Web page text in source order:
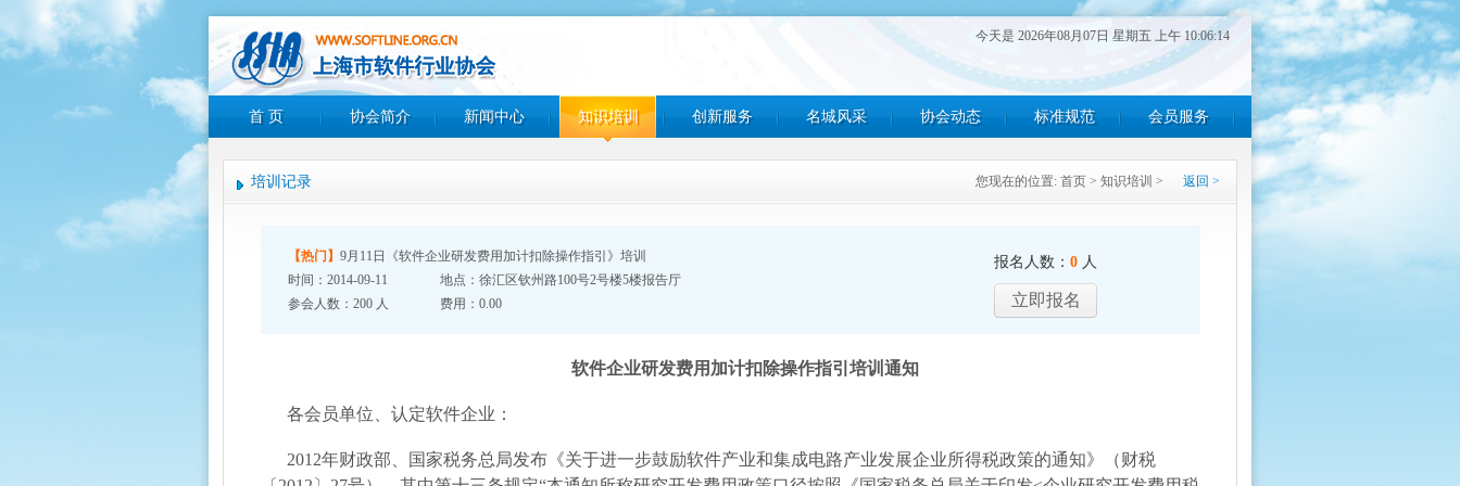
今天是 2026年08月07日 星期五 上午 10:06:14
首 页 协会简介 新闻中心 知识培训 创新服务 名城风采 协会动态 标准规范 会员服务
您现在的位置: 首页 > 知识培训 > 返回 >
培训记录
【热门】 9月11日《软件企业研发费用加计扣除操作指引》培训
时间：2014-09-11
地点：徐汇区钦州路100号2号楼5楼报告厅
参会人数：200 人
费用：0.00
报名人数： 0人
立即报名
软件企业研发费用加计扣除操作指引培训通知
各会员单位、认定软件企业：
2012年财政部、国家税务总局发布《关于进一步鼓励软件产业和集成电路产业发展企业所得税政策的通知》（财税